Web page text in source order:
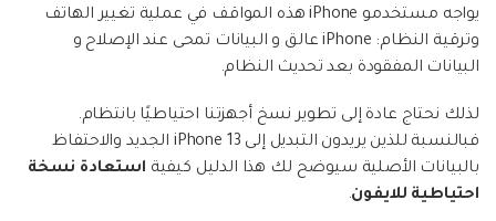
Creative Center
استعادة الصور
إصلاح الفيديو
نقل WhatsApp
تطبيقات الهاتف
نقل بيانات WhatsApp و WhatsApp Business بدون
إعادة ضبط المصنع.
MobileTrans App
يواجه مستخدمو iPhone هذه المواقف في عملية تغيير الهاتف
وترقية النظام: iPhone عالق و البيانات تمحى عند الإصلاح و
البيانات المفقودة بعد تحديث النظام.
لذلك نحتاج عادة إلى تطوير نسخ أجهزتنا احتياطيًا بانتظام.
فبالنسبة للذين يريدون التبديل إلى iPhone 13 الجديد والاحتفاظ
بالبيانات الأصلية سيوضح لك هذا الدليل كيفية استعادة نسخة
احتياطية للايفون.